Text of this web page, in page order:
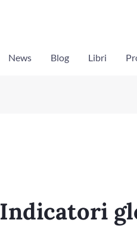
News Blog Libri
Indicatori